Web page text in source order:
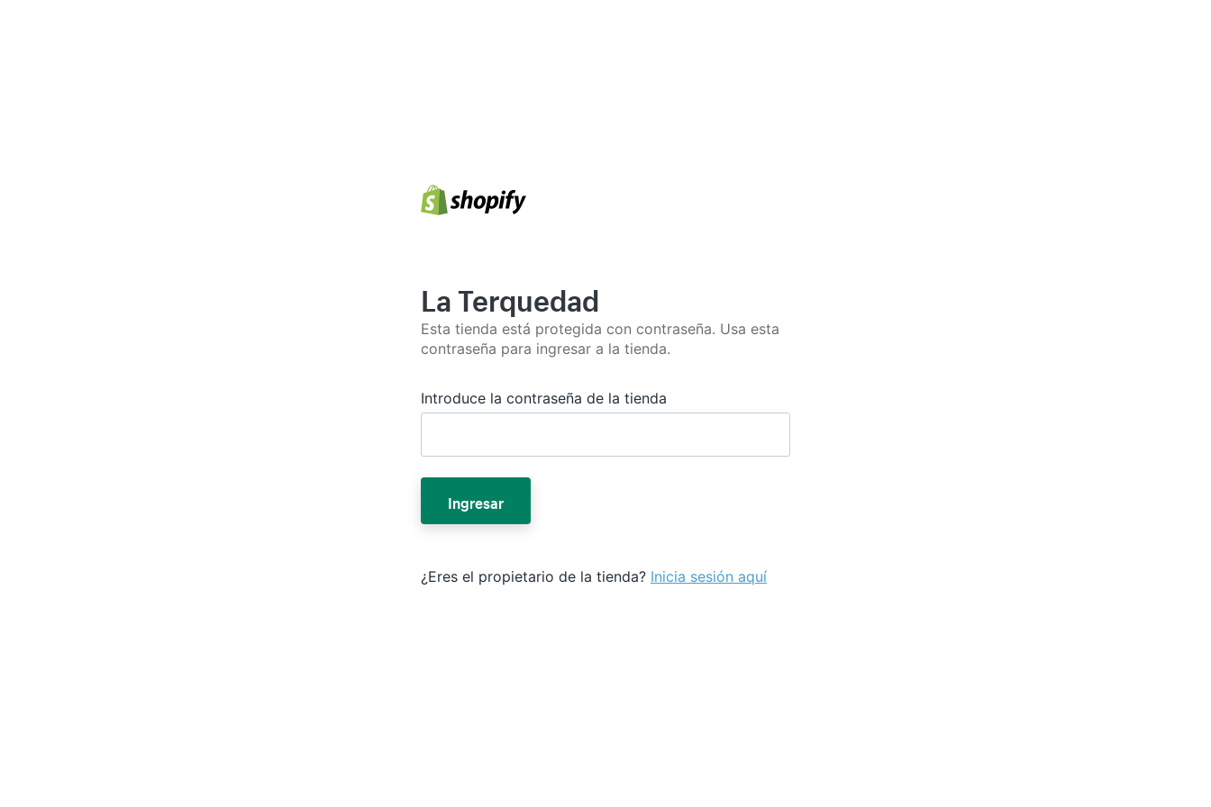
La Terquedad
Esta tienda está protegida con contraseña. Usa esta
contraseña para ingresar a la tienda.
Introduce la contraseña de la tienda
Ingresar
¿Eres el propietario de la tienda? Inicia sesión aquí